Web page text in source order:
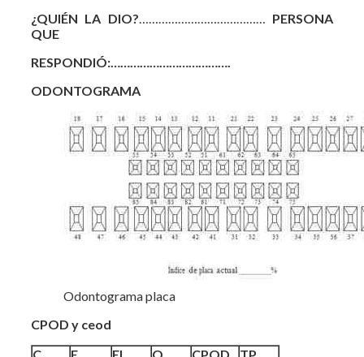
¿QUIÉN LA DIO?
PERSONA
QUE
RESPONDIÓ:……………………………….
ODONTOGRAMA
Odontograma placa
CPOD y ceod